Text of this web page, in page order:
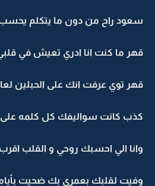
سعود راح من دون ما يتكلم يحسب
قهر ما كنت انا ادري تعيش في
قهر توي عرفت انك على الحبلين
كذب كانت سواليفك كل كلمه
وانا الي احسبك روحي و القلب اقرب
وفيت لقلبك بعمري بك ضحيت